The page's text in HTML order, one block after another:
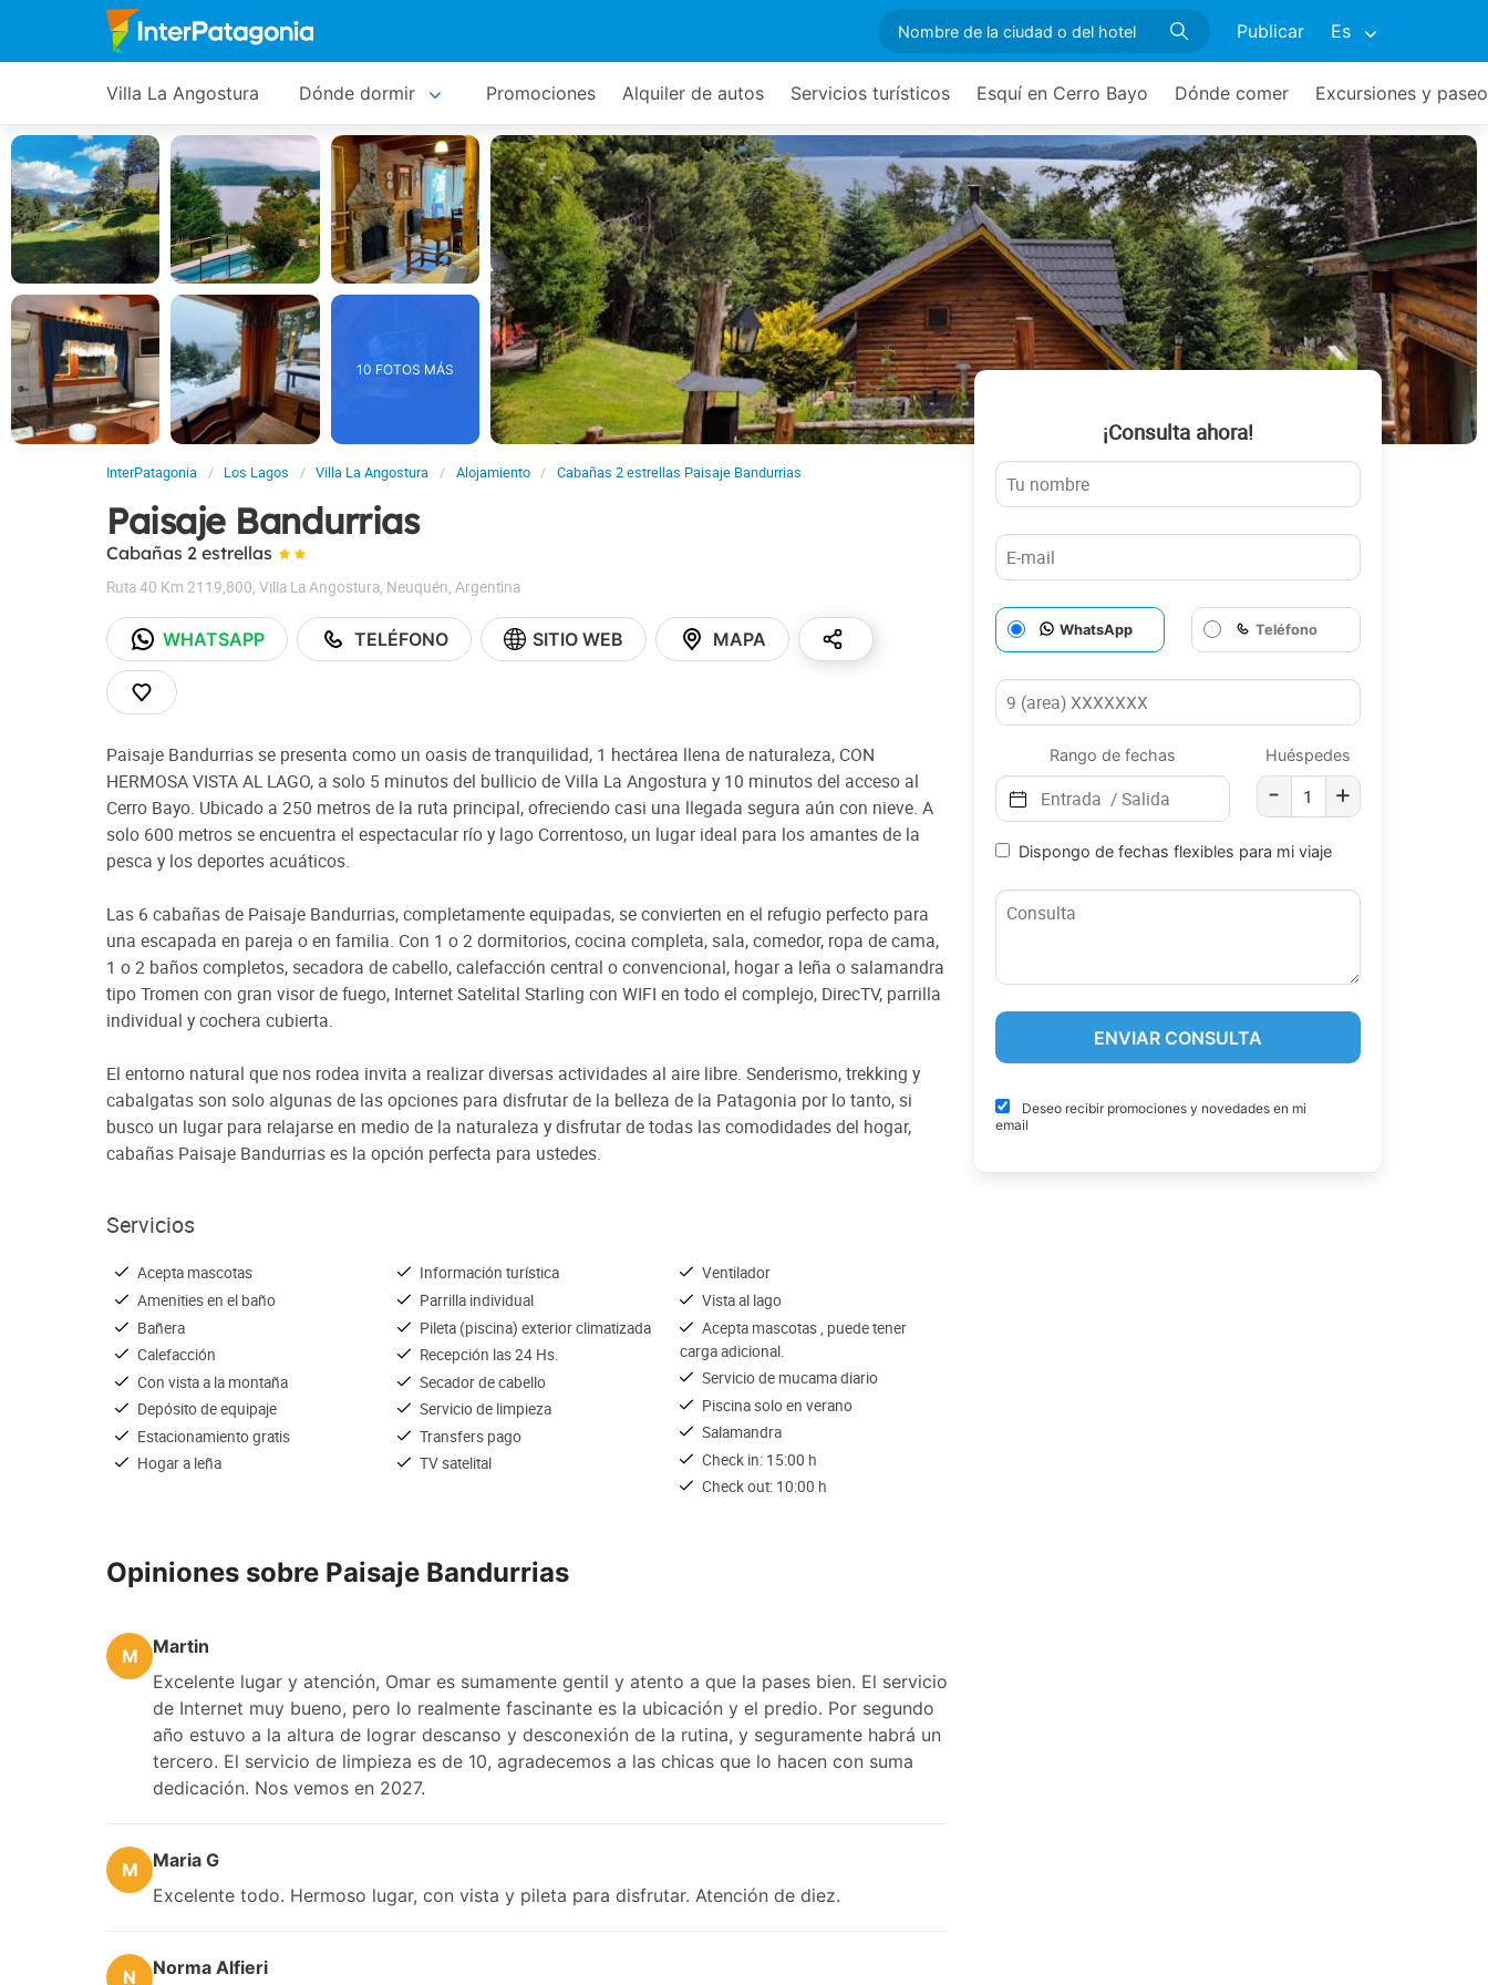
Publicar Es
Villa La Angostura Dónde dormir Promociones Alquiler de autos Servicios turísticos Esquí en Cerro Bayo Dónde comer Excursiones y
10 FOTOS MÁS
InterPatagonia Los Lagos Villa La Angostura Alojamiento Cabañas 2 estrellas Paisaje Bandurrias
Paisaje Bandurrias
Cabañas 2 estrellas
Ruta 40 Km 2119,800, Villa La Angostura, Neuquén, Argentina
WHATSAPP TELÉFONO SITIO WEB MAPA
Paisaje Bandurrias se presenta como un oasis de tranquilidad, 1 hectárea llena de naturaleza, CON
HERMOSA VISTA AL LAGO, a solo 5 minutos del bullicio de Villa La Angostura y 10 minutos del acceso al
Cerro Bayo. Ubicado a 250 metros de la ruta principal, ofreciendo casi una llegada segura aún con nieve. A
solo 600 metros se encuentra el espectacular río y lago Correntoso, un lugar ideal para los amantes de la
pesca y los deportes acuáticos.
Las 6 cabañas de Paisaje Bandurrias, completamente equipadas, se convierten en el refugio perfecto para
una escapada en pareja o en familia. Con 1 o 2 dormitorios, cocina completa, sala, comedor, ropa de cama,
1 o 2 baños completos, secadora de cabello, calefacción central o convencional, hogar a leña o salamandra
tipo Tromen con gran visor de fuego, Internet Satelital Starling con WIFI en todo el complejo, DirecTV, parrilla
individual y cochera cubierta.
El entorno natural que nos rodea invita a realizar diversas actividades al aire libre. Senderismo, trekking y
cabalgatas son solo algunas de las opciones para disfrutar de la belleza de la Patagonia por lo tanto, si
busco un lugar para relajarse en medio de la naturaleza y disfrutar de todas las comodidades del hogar,
cabañas Paisaje Bandurrias es la opción perfecta para ustedes.
Servicios
Acepta mascotas
Amenities en el baño
Bañera
Calefacción
Con vista a la montaña
Depósito de equipaje
Estacionamiento gratis
Hogar a leña
Información turística
Parrilla individual
Pileta (piscina) exterior climatizada
Recepción las 24 Hs.
Secador de cabello
Servicio de limpieza
Transfers pago
TV satelital
Ventilador
Vista al lago
Acepta mascotas , puede tener
carga adicional.
Servicio de mucama diario
Piscina solo en verano
Salamandra
Check in: 15:00 h
Check out: 10:00 h
Opiniones sobre Paisaje Bandurrias
M
Martin
Excelente lugar y atención, Omar es sumamente gentil y atento a que la pases bien. El servicio
de Internet muy bueno, pero lo realmente fascinante es la ubicación y el predio. Por segundo
año estuvo a la altura de lograr descanso y desconexión de la rutina, y seguramente habrá un
tercero. El servicio de limpieza es de 10, agradecemos a las chicas que lo hacen con suma
dedicación. Nos vemos en 2027.
M
Maria G
Excelente todo. Hermoso lugar, con vista y pileta para disfrutar. Atención de diez.
N Norma Alfieri
¡Consulta ahora!
WhatsApp Teléfono
Rango de fechas Huéspedes
- +
Dispongo de fechas flexibles para mi viaje
Deseo recibir promociones y novedades en mi
email